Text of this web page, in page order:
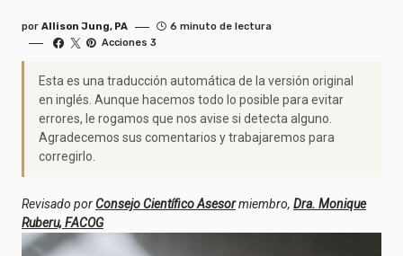
por Allison Jung, PA
6 minuto de lectura
Acciones 3
Esta es una traducción automática de la versión original
en inglés. Aunque hacemos todo lo posible para evitar
errores, le rogamos que nos avise si detecta alguno.
Agradecemos sus comentarios y trabajaremos para
corregirlo.
Revisado porConsejo Científico Asesormiembro, Dra. Monique
Ruberu, FACOG